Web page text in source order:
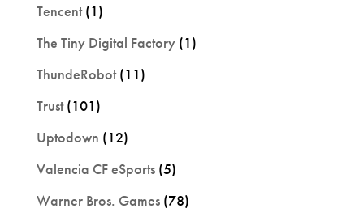
Tencent(1)
The Tiny Digital Factory(1)
ThundeRobot(11)
Trust(101)
Uptodown (12)
Valencia CF eSports(5)
Warner Bros. Games(78)